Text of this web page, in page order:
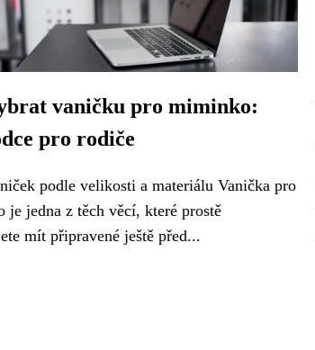
vaničku pro miminko:
pro rodiče
podle velikosti a materiálu Vanička pro
je jedna z těch věcí, které prostě
mít připravené ještě před...